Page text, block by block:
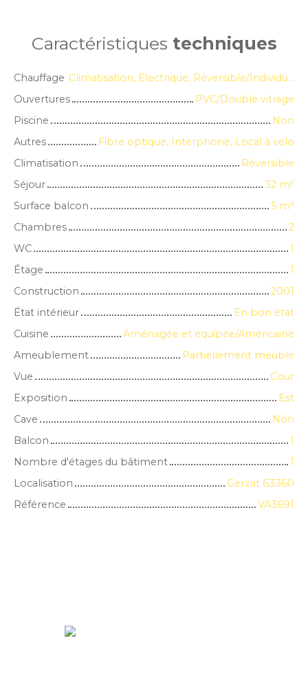
Caractéristiques techniques
Chauffage
Climatisation, Electrique, Réversible/Individuel
Ouvertures
PVC/Double vitrage
Piscine
Non
Autres
Fibre optique, Interphone, Local à vélo
Climatisation
Réversible
Séjour
32 m²
Surface balcon
5 m²
Chambres
2
WC
1
Étage
1
Construction
2001
État intérieur
En bon état
Cuisine
Aménagée et équipée/Américaine
Ameublement
Partiellement meublé
Vue
Cour
Exposition
Est
Cave
Non
Balcon
1
Nombre d'étages du bâtiment
1
Localisation
Gerzat 63360
Référence
VA3691